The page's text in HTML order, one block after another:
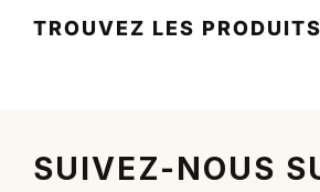
TROUVEZ LES
SUIVEZ-NOUS